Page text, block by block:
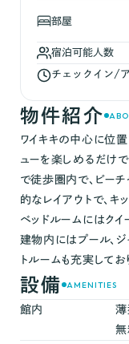
部屋
宿泊可能人数
チェックイン/
物件紹介
ワイキキの中心に位
ューを楽しめるだけで
で徒歩圏内で、ビー
的なレイアウトで、キ
ベッドルームにはクイ
建物内にはプール、ジ
トルームも充実してお
設備 AMENITIES
館内 薄